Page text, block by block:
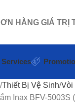
HÀNG GIÁ TRỊ
Services
Thiết Bị Vệ Sinh Vòi
Inax BFV-5003S